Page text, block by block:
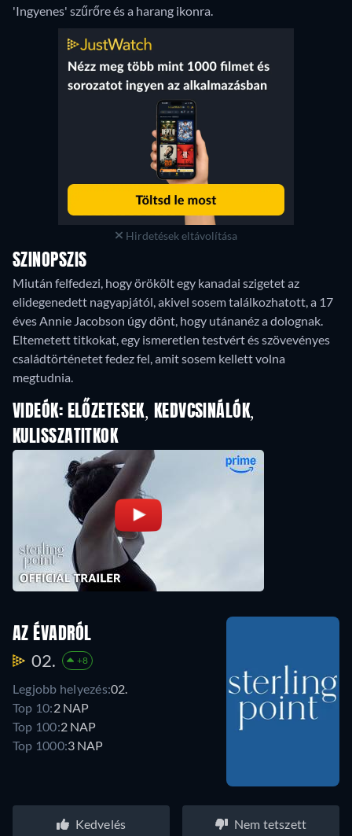
'Ingyenes' szűrőre és a harang ikonra.
Hirdetések eltávolítása
SZINOPSZIS
Miután felfedezi, hogy örökölt egy kanadai szigetet az
elidegenedett nagyapjától, akivel sosem találkozhatott, a 17
éves Annie Jacobson úgy dönt, hogy utánanéz a dolognak.
Eltemetett titkokat, egy ismeretlen testvért és szövevényes
családtörténetet fedez fel, amit sosem kellett volna
megtudnia.
VIDEÓK: ELŐZETESEK, KEDVCSINÁLÓK,
KULISSZATITKOK
AZ ÉVADRÓL
02. +8
Legjobb helyezés:02.
Top 10:2 NAP
Top 100:2 NAP
Top 1000:3 NAP
Kedvelés Nem tetszett